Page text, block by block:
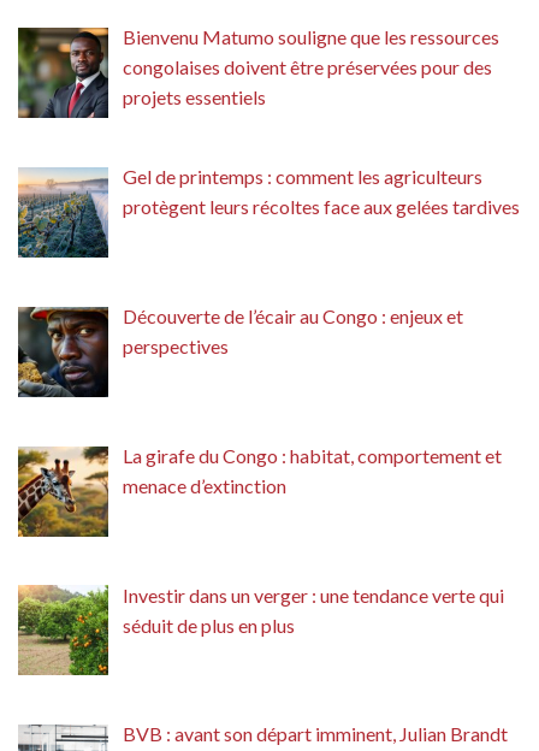
Bienvenu Matumo souligne que les ressources
congolaises doivent être préservées pour des
projets essentiels
Gel de printemps : comment les agriculteurs
protègent leurs récoltes face aux gelées tardives
Découverte de l’écair au Congo : enjeux et
perspectives
La girafe du Congo : habitat, comportement et
menace d’extinction
Investir dans un verger : une tendance verte qui
séduit de plus en plus
BVB : avant son départ imminent, Julian Brandt